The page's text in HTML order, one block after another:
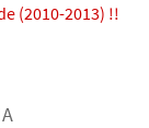
(2010-2013) !!